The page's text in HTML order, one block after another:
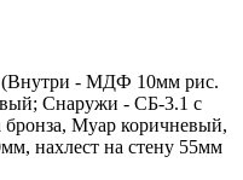
(Внутри - МДФ 10мм рис.
Снаружи - СБ-3.1 с
бронза, Муар коричневый,
нахлест на стену 55мм